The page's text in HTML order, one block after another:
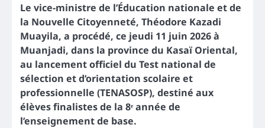
Le vice-ministre de l’Éducation nationale et de
la Nouvelle Citoyenneté, Théodore Kazadi
Muayila, a procédé, ce jeudi 11 juin 2026 à
Muanjadi, dans la province du Kasaï Oriental,
au lancement officiel du Test national de
sélection et d’orientation scolaire et
professionnelle (TENASOSP), destiné aux
élèves finalistes de la 8ᵉ année de
l’enseignement de base.